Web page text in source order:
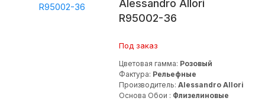
Alessandro Allori
R95002-36
Под заказ
Цветовая гамма: Розовый
Фактура: Рельефные
Производитель: Alessandro Allori
Основа Обои : Флизелиновые